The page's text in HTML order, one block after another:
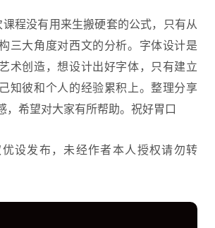
程没有用来生搬硬套的公式，只有从
三大角度对西文的分析。 字体设计是
术创造，想设计出好字体，只有建立
知彼和个人的经验累积上。整理分享
，希望对大家有所帮助。祝好胃口
设发布，未经作者本人授权请勿转